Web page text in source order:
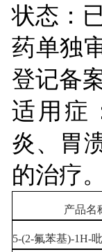
状态：
药单独
登记备
适用症
炎、胃
的治疗。
产品名
5-(2-氟苯基)-1H-